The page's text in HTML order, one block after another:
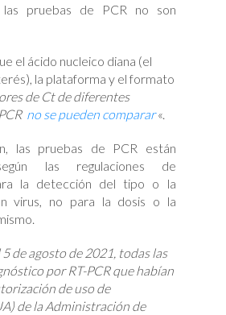
pruebas de PCR no son
el ácido nucleico diana (el
la plataforma y el formato
de Ct de diferentes
no se pueden comparar«.
las pruebas de PCR están
las regulaciones de
la detección del tipo o la
virus, no para la dosis o la
de agosto de 2021, todas las
por RT-PCR que habían
de uso de
de la Administración de